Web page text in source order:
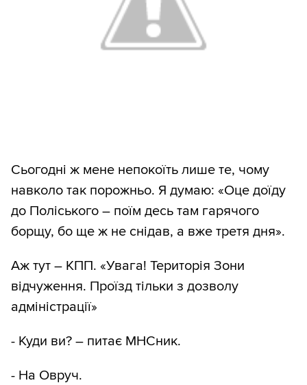
Сьогодні ж мене непокоїть лише те, чому
навколо так порожньо. Я думаю: «Оце доїду
до Поліського – поїм десь там гарячого
борщу, бо ще ж не снідав, а вже третя дня».
Аж тут – КПП. «Увага! Територія Зони
відчуження. Проїзд тільки з дозволу
адміністрації»
- Куди ви? – питає МНСник.
- На Овруч.